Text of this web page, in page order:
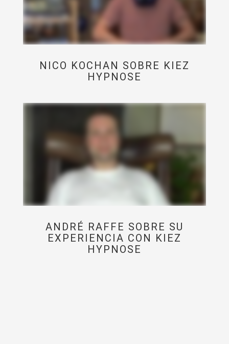
NICO KOCHAN SOBRE KIEZ
HYPNOSE
ANDRÉ RAFFE SOBRE SU
EXPERIENCIA CON KIEZ
HYPNOSE